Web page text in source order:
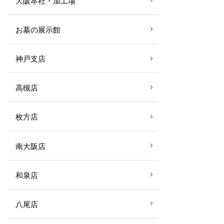
お墓の展示館
神戸支店
高槻店
枚方店
南大阪店
和泉店
八尾店